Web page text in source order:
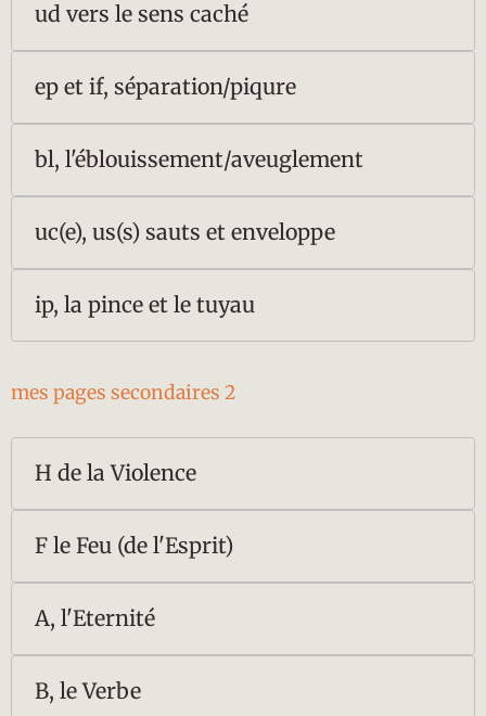
ud vers le sens caché
ep et if, séparation/piqure
bl, l'éblouissement/aveuglement
uc(e), us(s) sauts et enveloppe
ip, la pince et le tuyau
mes pages secondaires 2
H de la Violence
F le Feu (de l'Esprit)
A, l'Eternité
B, le Verbe